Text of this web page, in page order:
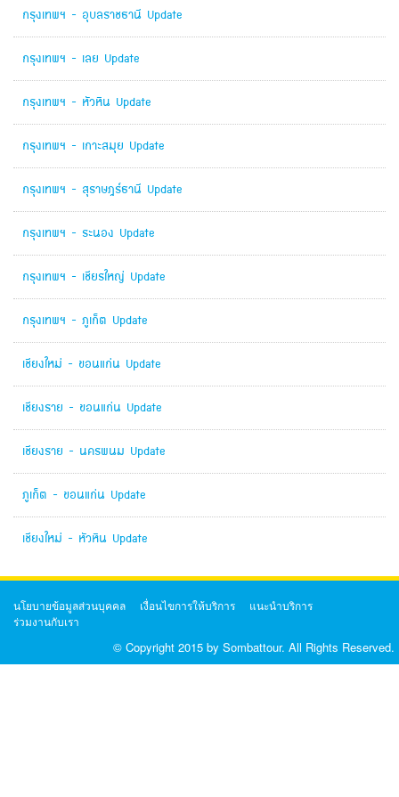
กรุงเทพฯ - อุบลราชธานี Update
กรุงเทพฯ - เลย Update
กรุงเทพฯ - หัวหิน Update
กรุงเทพฯ - เกาะสมุย Update
กรุงเทพฯ - สุราษฎร์ธานี Update
กรุงเทพฯ - ระนอง Update
กรุงเทพฯ - เชียรใหญ่ Update
กรุงเทพฯ - ภูเก็ต Update
เชียงใหม่ - ขอนแก่น Update
เชียงราย - ขอนแก่น Update
เชียงราย - นครพนม Update
ภูเก็ต - ขอนแก่น Update
เชียงใหม่ - หัวหิน Update
นโยบายข้อมูลส่วนบุคคล เงื่อนไขการให้บริการ
แนะนำบริการ
ร่วมงานกับเรา
© Copyright 2015 by Sombattour. All Rights Reserved.